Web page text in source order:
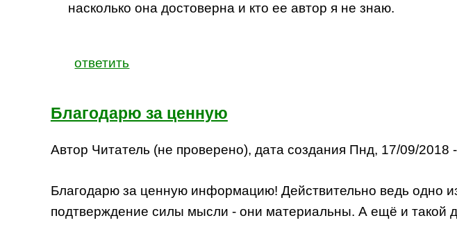
насколько она достоверна и кто ее автор я не знаю.
ответить
Благодарю за ценную
Автор Читатель (не проверено), дата создания Пнд, 17/09/2018
Благодарю за ценную информацию! Действительно ведь одно
подтверждение силы мысли - они материальны. А ещё и такой